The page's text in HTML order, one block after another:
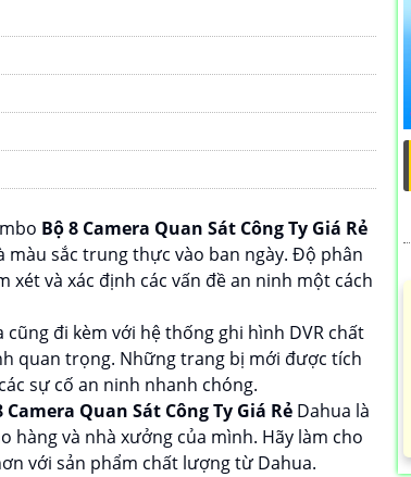
Bộ 8 Camera Quan Sát Công Ty Giá Rẻ
sắc trung thực vào ban ngày. Độ phân
xét và xác định các vấn đề an ninh một cách
cũng đi kèm với hệ thống ghi hình DVR chất
quan trọng. Những trang bị mới được tích
sự cố an ninh nhanh chóng.
Camera Quan Sát Công Ty Giá Rẻ Dahua là
hàng và nhà xưởng của mình. Hãy làm cho
với sản phẩm chất lượng từ Dahua.